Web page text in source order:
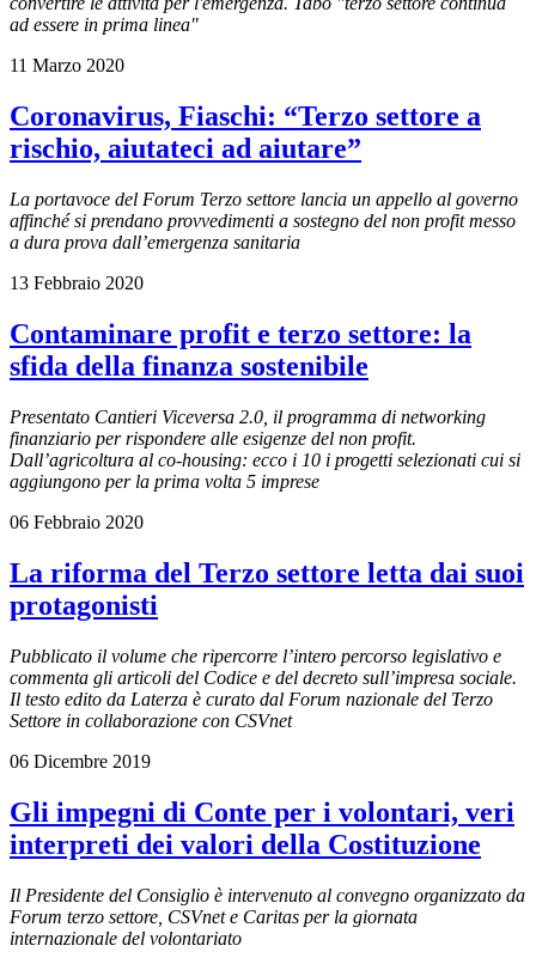
ad essere in prima linea"
11 Marzo 2020
Coronavirus, Fiaschi: “Terzo settore a
rischio, aiutateci ad aiutare”
La portavoce del Forum Terzo settore lancia un appello al governo
affinché si prendano provvedimenti a sostegno del non profit messo
a dura prova dall’emergenza sanitaria
13 Febbraio 2020
Contaminare profit e terzo settore: la
sfida della finanza sostenibile
Presentato Cantieri Viceversa 2.0, il programma di networking
finanziario per rispondere alle esigenze del non profit.
Dall’agricoltura al co-housing: ecco i 10 i progetti selezionati cui si
aggiungono per la prima volta 5 imprese
06 Febbraio 2020
La riforma del Terzo settore letta dai suoi
protagonisti
Pubblicato il volume che ripercorre l’intero percorso legislativo e
commenta gli articoli del Codice e del decreto sull’impresa sociale.
Il testo edito da Laterza è curato dal Forum nazionale del Terzo
Settore in collaborazione con CSVnet
06 Dicembre 2019
Gli impegni di Conte per i volontari, veri
interpreti dei valori della Costituzione
Il Presidente del Consiglio è intervenuto al convegno organizzato da
Forum terzo settore, CSVnet e Caritas per la giornata
internazionale del volontariato